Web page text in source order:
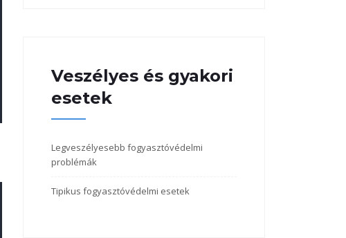
Veszélyes és gyakori
esetek
Legveszélyesebb fogyasztóvédelmi
problémák
Tipikus fogyasztóvédelmi esetek